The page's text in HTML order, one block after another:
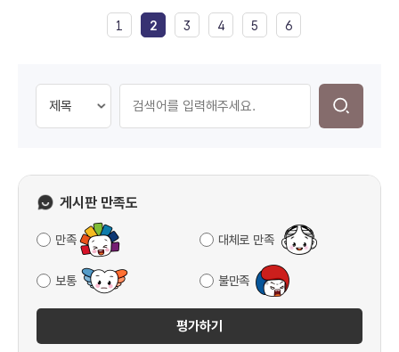
1 2 3 4 5 6
게시판 만족도
만족 대체로 만족
보통 불만족
평가하기